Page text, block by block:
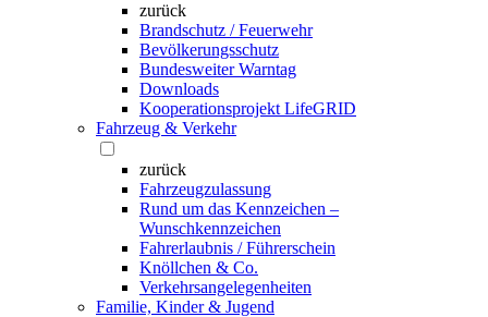
zurück
Brandschutz / Feuerwehr
Bevölkerungsschutz
Bundesweiter Warntag
Downloads
Kooperationsprojekt LifeGRID
Fahrzeug & Verkehr
zurück
Fahrzeugzulassung
Rund um das Kennzeichen –
Wunschkennzeichen
Fahrerlaubnis / Führerschein
Knöllchen & Co.
Verkehrsangelegenheiten
Familie, Kinder & Jugend